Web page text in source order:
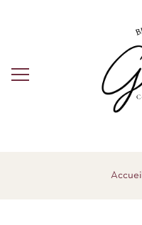
Accueil